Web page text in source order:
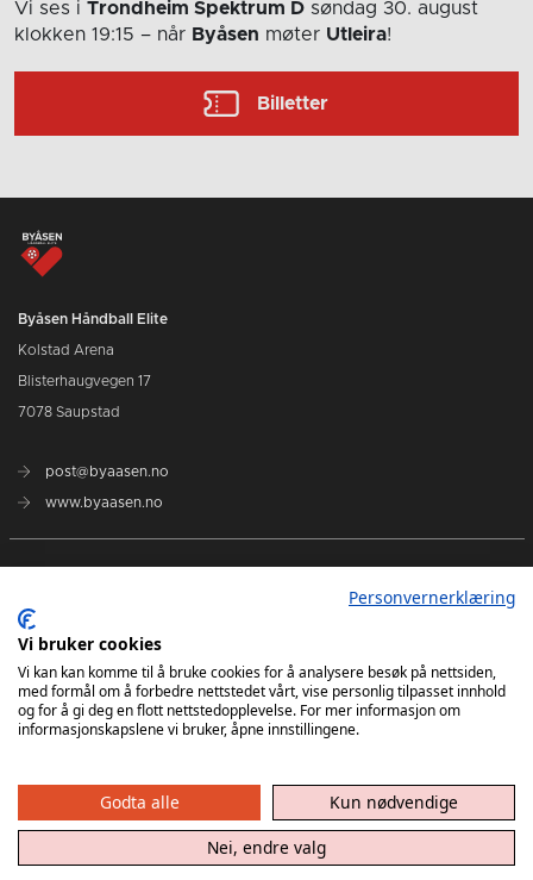
Vi ses i Trondheim Spektrum D søndag 30. august
klokken 19:15 – når Byåsen møter Utleira!
Billetter
Byåsen Håndball Elite
Kolstad Arena
Blisterhaugvegen 17
7078 Saupstad
post@byaasen.no
www.byaasen.no
Kommende kamper
Kontakt oss
Personvernerklæring
Vi bruker cookies
Vi kan kan komme til å bruke cookies for å analysere besøk på nettsiden,
med formål om å forbedre nettstedet vårt, vise personlig tilpasset innhold
og for å gi deg en flott nettstedopplevelse. For mer informasjon om
informasjonskapslene vi bruker, åpne innstillingene.
Godta alle
Kun nødvendige
Nei, endre valg